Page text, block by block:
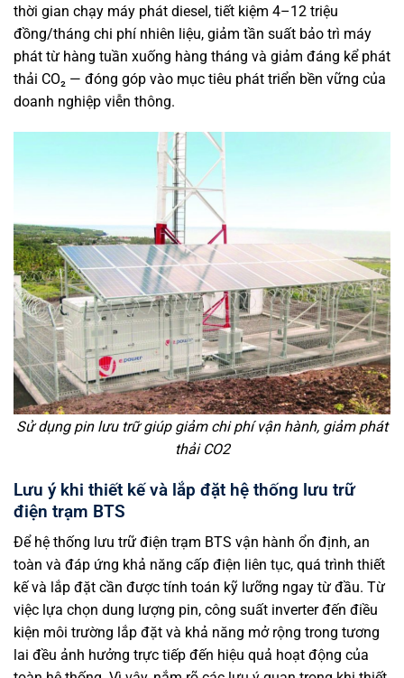
thời gian chạy máy phát diesel, tiết kiệm 4–12 triệu
đồng/tháng chi phí nhiên liệu, giảm tần suất bảo trì máy
phát từ hàng tuần xuống hàng tháng và giảm đáng kể phát
thải CO₂ — đóng góp vào mục tiêu phát triển bền vững của
doanh nghiệp viễn thông.
Sử dụng pin lưu trữ giúp giảm chi phí vận hành, giảm phát
thải CO2
Lưu ý khi thiết kế và lắp đặt hệ thống lưu trữ
điện trạm BTS
Để hệ thống lưu trữ điện trạm BTS vận hành ổn định, an
toàn và đáp ứng khả năng cấp điện liên tục, quá trình thiết
kế và lắp đặt cần được tính toán kỹ lưỡng ngay từ đầu. Từ
việc lựa chọn dung lượng pin, công suất inverter đến điều
kiện môi trường lắp đặt và khả năng mở rộng trong tương
lai đều ảnh hưởng trực tiếp đến hiệu quả hoạt động của